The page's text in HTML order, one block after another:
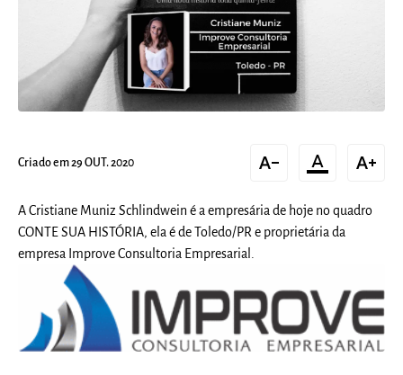
Criado em 29 OUT. 2020 text_decrease format_color_text text_increase
A Cristiane Muniz Schlindwein é a empresária de hoje no quadro
CONTE SUA HISTÓRIA, ela é de Toledo/PR e proprietária da
empresa Improve Consultoria Empresarial.